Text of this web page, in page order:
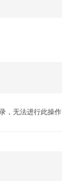
，无法进行此操作